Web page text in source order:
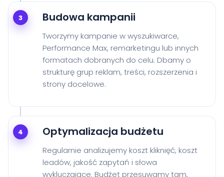
3 Budowa kampanii
Tworzymy kampanie w wyszukiwarce,
Performance Max, remarketingu lub innych
formatach dobranych do celu. Dbamy o
strukturę grup reklam, treści, rozszerzenia i
strony docelowe.
4 Optymalizacja budżetu
Regularnie analizujemy koszt kliknięć, koszt
leadów, jakość zapytań i słowa
wykluczające. Budżet przesuwamy tam,